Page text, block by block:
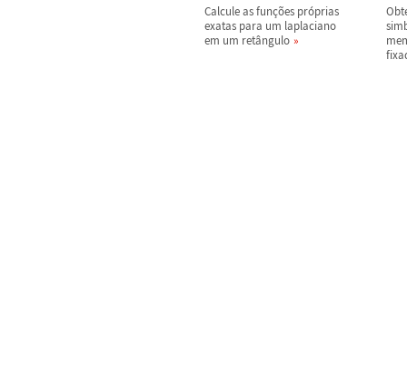
Calcule as funções próprias
exatas para um laplaciano
em um retângulo